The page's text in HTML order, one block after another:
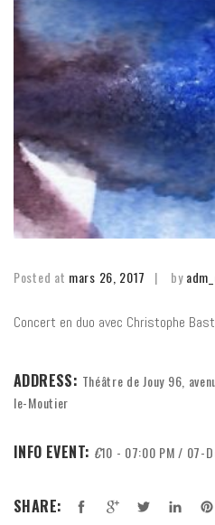
Posted at mars 26, 2017 by
Concert en duo avec Christophe
ADDRESS: Théâtre de Jouy 96,
le-Moutier
INFO EVENT: €10 - 07:00 PM / 07-
SHARE: